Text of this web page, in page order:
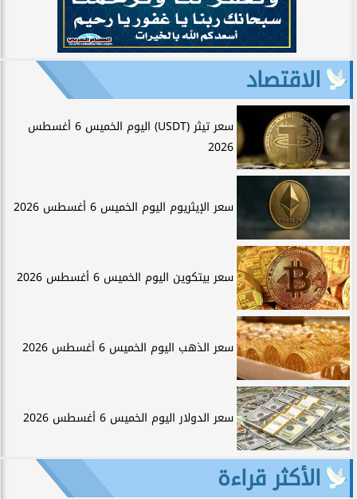
الاقتصاد
سعر تيثر (USDT) اليوم الخميس 6 أغسطس
2026
سعر الإيثريوم اليوم الخميس 6 أغسطس 2026
سعر بيتكوين اليوم الخميس 6 أغسطس 2026
سعر الذهب اليوم الخميس 6 أغسطس 2026
سعر الدولار اليوم الخميس 6 أغسطس 2026
الأكثر قراءة